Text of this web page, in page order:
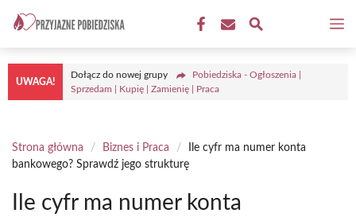
treści
UWAGA!
Dołącz do nowej grupy
Pobiedziska - Ogłoszenia |
Sprzedam | Kupię | Zamienię | Praca
Strona główna / Biznes i Praca /
Ile cyfr ma numer konta
bankowego? Sprawdź jego strukturę
Ile cyfr ma numer konta